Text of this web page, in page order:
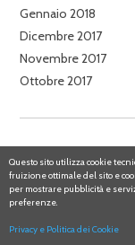
Gennaio 2018
Dicembre 2017
Novembre 2017
Ottobre 2017
CATEGORIE
Agriturismi
Cantine e vini
Eventi Food
Questo sito utilizza cookie
fruizione ottimale del sito e
per mostrare pubblicità e
preferenze.
Privacy e Politica dei Cookie